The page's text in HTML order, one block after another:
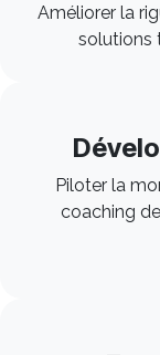
Améliorer la
solutions
Piloter la
coaching